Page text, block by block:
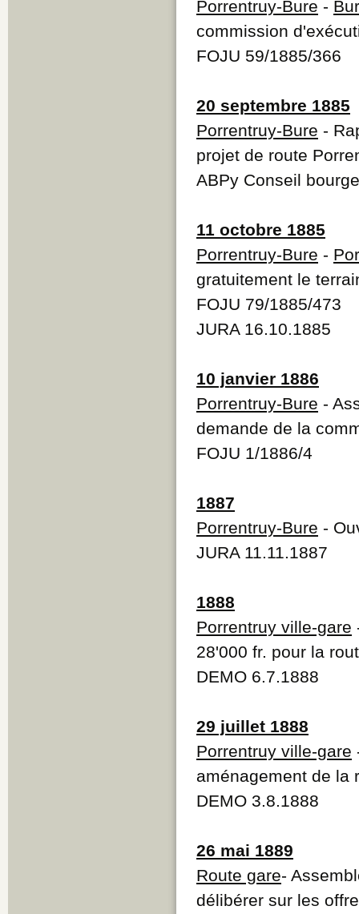
Porrentruy-Bure -
commission
FOJU 59/1885/366
20 septembre 1885
Porrentruy-Bure -
projet de route
ABPy Conseil
11 octobre 1885
Porrentruy-Bure -
gratuitement le
FOJU 79/1885/473
JURA 16.10.1885
10 janvier 1886
Porrentruy-Bure -
demande de la
FOJU 1/1886/4
1887
Porrentruy-Bure -
JURA 11.11.1887
1888
Porrentruy ville-gare
28'000 fr. pour la
DEMO 6.7.1888
29 juillet 1888
Porrentruy ville-gare
aménagement de la
DEMO 3.8.1888
26 mai 1889
Route gare-
délibérer sur les